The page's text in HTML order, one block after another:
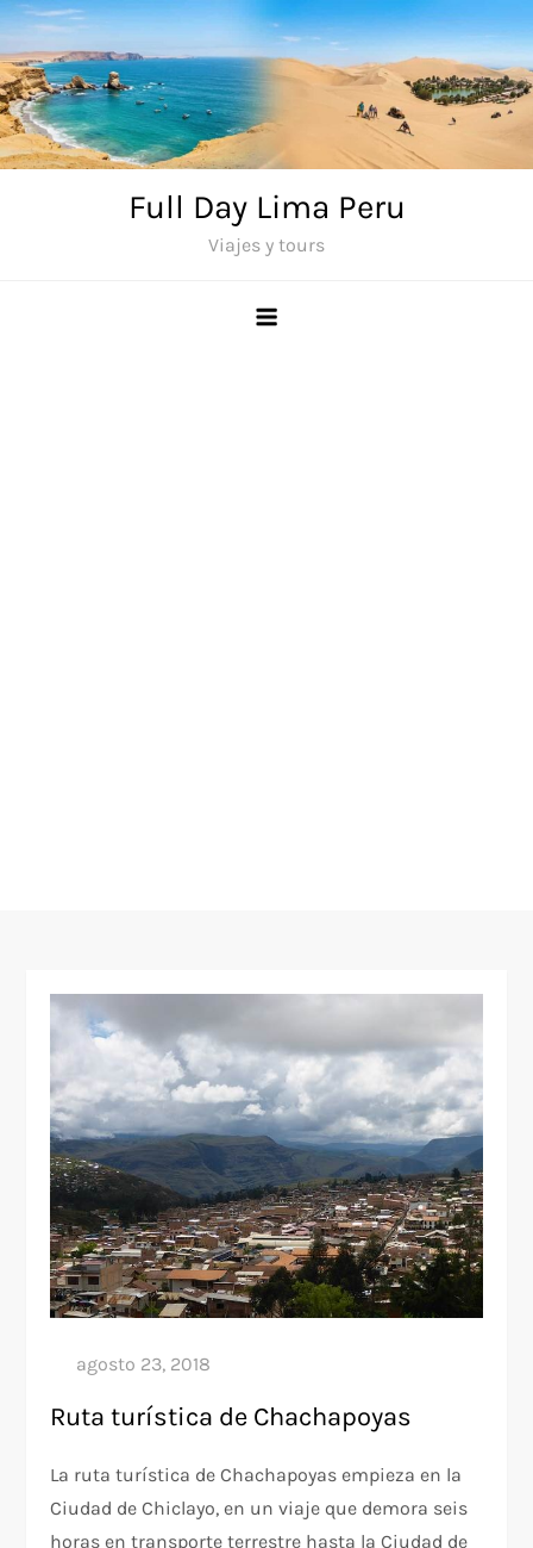
Saltar
al
contenido
Full Day Lima Peru
Viajes y tours
Ruta turística de Chachapoyas
La ruta turística de Chachapoyas empieza en la
Ciudad de Chiclayo, en un viaje que demora seis
horas en transporte terrestre hasta la Ciudad de